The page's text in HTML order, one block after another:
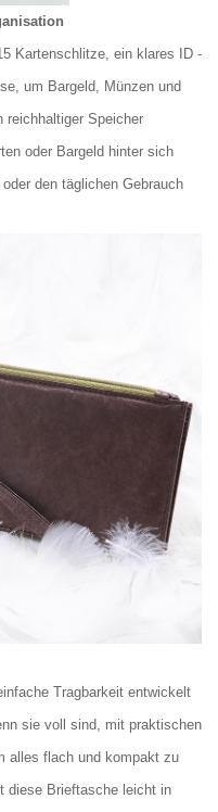
Kartenschlitze, ein klares ID -
um Bargeld, Münzen und
reichhaltiger Speicher
oder Bargeld hinter sich
den täglichen Gebrauch
Tragbarkeit entwickelt
sie voll sind, mit praktischen
alles flach und kompakt zu
diese Brieftasche leicht in